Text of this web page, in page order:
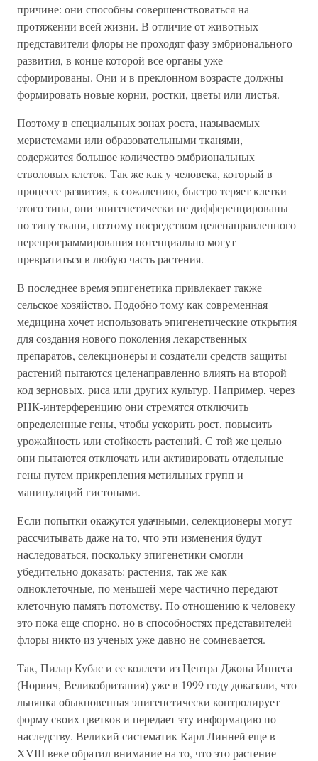
причине: они способны совершенствоваться на
протяжении всей жизни. В отличие от животных
представители флоры не проходят фазу эмбрионального
развития, в конце которой все органы уже
сформированы. Они и в преклонном возрасте должны
формировать новые корни, ростки, цветы или листья.
Поэтому в специальных зонах роста, называемых
меристемами или образовательными тканями,
содержится большое количество эмбриональных
стволовых клеток. Так же как у человека, который в
процессе развития, к сожалению, быстро теряет клетки
этого типа, они эпигенетически не дифференцированы
по типу ткани, поэтому посредством целенаправленного
перепрограммирования потенциально могут
превратиться в любую часть растения.
В последнее время эпигенетика привлекает также
сельское хозяйство. Подобно тому как современная
медицина хочет использовать эпигенетические открытия
для создания нового поколения лекарственных
препаратов, селекционеры и создатели средств защиты
растений пытаются целенаправленно влиять на второй
код зерновых, риса или других культур. Например, через
РНК-интерференцию они стремятся отключить
определенные гены, чтобы ускорить рост, повысить
урожайность или стойкость растений. С той же целью
они пытаются отключать или активировать отдельные
гены путем прикрепления метильных групп и
манипуляций гистонами.
Если попытки окажутся удачными, селекционеры могут
рассчитывать даже на то, что эти изменения будут
наследоваться, поскольку эпигенетики смогли
убедительно доказать: растения, так же как
одноклеточные, по меньшей мере частично передают
клеточную память потомству. По отношению к человеку
это пока еще спорно, но в способностях представителей
флоры никто из ученых уже давно не сомневается.
Так, Пилар Кубас и ее коллеги из Центра Джона Иннеса
(Норвич, Великобритания) уже в 1999 году доказали, что
льнянка обыкновенная эпигенетически контролирует
форму своих цветков и передает эту информацию по
наследству. Великий систематик Карл Линней еще в
XVIII веке обратил внимание на то, что это растение